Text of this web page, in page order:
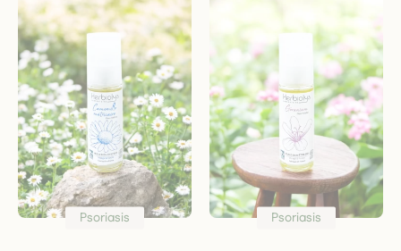
Psoriasis Psoriasis